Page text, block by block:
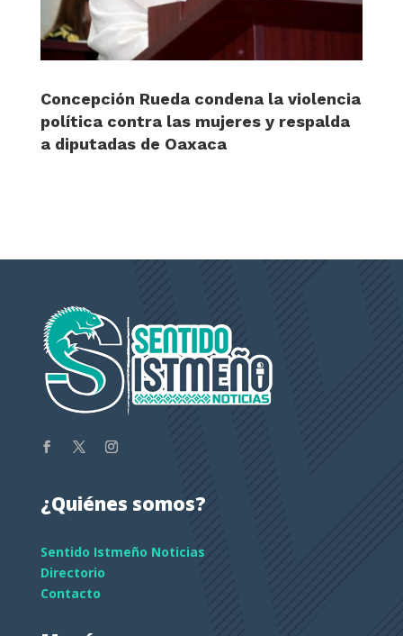
Concepción Rueda condena la violencia
política contra las mujeres y respalda
a diputadas de Oaxaca
¿Quiénes somos?
Sentido Istmeño Noticias
Directorio
Contacto